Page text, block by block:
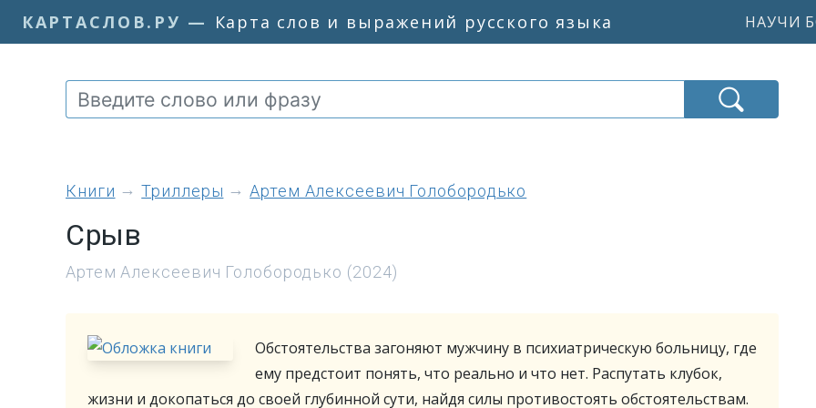
КАРТАСЛОВ.РУ — Карта слов и выражений русского языка НАУЧИ
книги Триллеры Артем Алексеевич Голобородько
Срыв
Артем Алексеевич Голобородько (2024)
Обстоятельства загоняют мужчину в психиатрическую больницу, где
ему предстоит понять, что реально и что нет. Распутать клубок,
жизни и докопаться до своей глубинной сути, найдя силы противостоять обстоятельствам.